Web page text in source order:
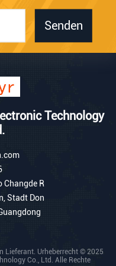
Senden
Technology
Changde R
Stadt Don
Lieferant. Urheberrecht © 2025
Co., Ltd. Alle Rechte